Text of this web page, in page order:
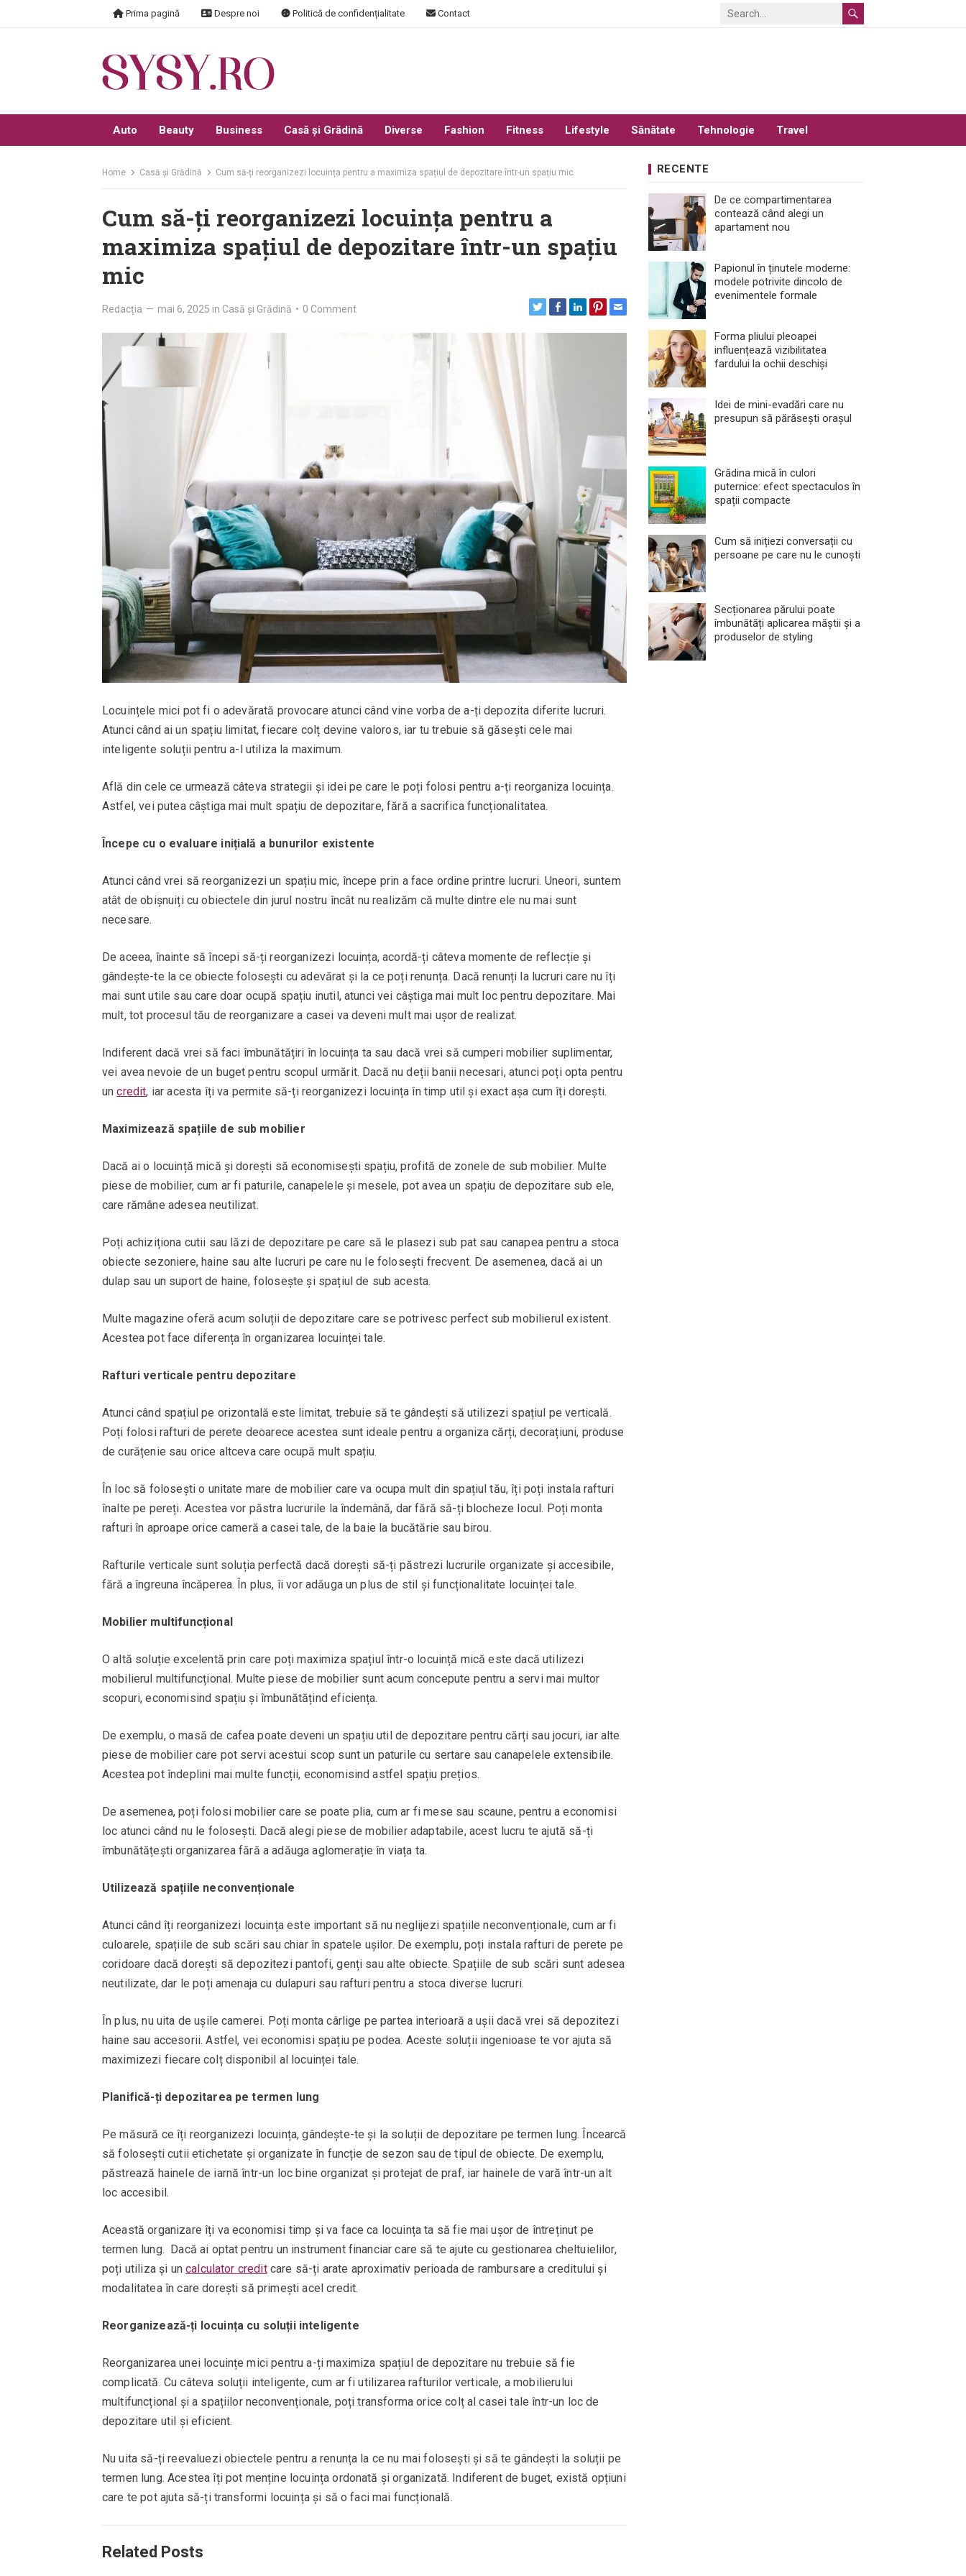
Prima pagină Despre noi Politică de confidențialitate Contact
Auto Beauty Business Casă și Grădină Diverse Fashion Fitness Lifestyle Sănătate Tehnologie Travel
Home Casă și Grădină Cum să-ți reorganizezi locuința pentru a maximiza spațiul de depozitare într-un spațiu mic
Cum să-ți reorganizezi locuința pentru a
maximiza spațiul de depozitare într-un spațiu
mic
Redacția — mai 6, 2025 in Casă și Grădină • 0 Comment
Locuințele mici pot fi o adevărată provocare atunci când vine vorba de a-ți depozita diferite lucruri.
Atunci când ai un spațiu limitat, fiecare colț devine valoros, iar tu trebuie să găsești cele mai
inteligente soluții pentru a-l utiliza la maximum.
Află din cele ce urmează câteva strategii și idei pe care le poți folosi pentru a-ți reorganiza locuința.
Astfel, vei putea câștiga mai mult spațiu de depozitare, fără a sacrifica funcționalitatea.
Începe cu o evaluare inițială a bunurilor existente
Atunci când vrei să reorganizezi un spațiu mic, începe prin a face ordine printre lucruri. Uneori, suntem
atât de obișnuiți cu obiectele din jurul nostru încât nu realizăm că multe dintre ele nu mai sunt
necesare.
De aceea, înainte să începi să-ți reorganizezi locuința, acordă-ți câteva momente de reflecție și
gândește-te la ce obiecte folosești cu adevărat și la ce poți renunța. Dacă renunți la lucruri care nu îți
mai sunt utile sau care doar ocupă spațiu inutil, atunci vei câștiga mai mult loc pentru depozitare. Mai
mult, tot procesul tău de reorganizare a casei va deveni mult mai ușor de realizat.
Indiferent dacă vrei să faci îmbunătățiri în locuința ta sau dacă vrei să cumperi mobilier suplimentar,
vei avea nevoie de un buget pentru scopul urmărit. Dacă nu deții banii necesari, atunci poți opta pentru
uncredit, iar acesta îți va permite să-ți reorganizezi locuința în timp util și exact așa cum îți dorești.
Maximizează spațiile de sub mobilier
Dacă ai o locuință mică și dorești să economisești spațiu, profită de zonele de sub mobilier. Multe
piese de mobilier, cum ar fi paturile, canapelele și mesele, pot avea un spațiu de depozitare sub ele,
care rămâne adesea neutilizat.
Poți achiziționa cutii sau lăzi de depozitare pe care să le plasezi sub pat sau canapea pentru a stoca
obiecte sezoniere, haine sau alte lucruri pe care nu le folosești frecvent. De asemenea, dacă ai un
dulap sau un suport de haine, folosește și spațiul de sub acesta.
Multe magazine oferă acum soluții de depozitare care se potrivesc perfect sub mobilierul existent.
Acestea pot face diferența în organizarea locuinței tale.
Rafturi verticale pentru depozitare
Atunci când spațiul pe orizontală este limitat, trebuie să te gândești să utilizezi spațiul pe verticală.
Poți folosi rafturi de perete deoarece acestea sunt ideale pentru a organiza cărți, decorațiuni, produse
de curățenie sau orice altceva care ocupă mult spațiu.
În loc să folosești o unitate mare de mobilier care va ocupa mult din spațiul tău, îți poți instala rafturi
înalte pe pereți. Acestea vor păstra lucrurile la îndemână, dar fără să-ți blocheze locul. Poți monta
rafturi în aproape orice cameră a casei tale, de la baie la bucătărie sau birou.
Rafturile verticale sunt soluția perfectă dacă dorești să-ți păstrezi lucrurile organizate și accesibile,
fără a îngreuna încăperea. În plus, îi vor adăuga un plus de stil și funcționalitate locuinței tale.
Mobilier multifuncțional
O altă soluție excelentă prin care poți maximiza spațiul într-o locuință mică este dacă utilizezi
mobilierul multifuncțional. Multe piese de mobilier sunt acum concepute pentru a servi mai multor
scopuri, economisind spațiu și îmbunătățind eficiența.
De exemplu, o masă de cafea poate deveni un spațiu util de depozitare pentru cărți sau jocuri, iar alte
piese de mobilier care pot servi acestui scop sunt un paturile cu sertare sau canapelele extensibile.
Acestea pot îndeplini mai multe funcții, economisind astfel spațiu prețios.
De asemenea, poți folosi mobilier care se poate plia, cum ar fi mese sau scaune, pentru a economisi
loc atunci când nu le folosești. Dacă alegi piese de mobilier adaptabile, acest lucru te ajută să-ți
îmbunătățești organizarea fără a adăuga aglomerație în viața ta.
Utilizează spațiile neconvenționale
Atunci când îți reorganizezi locuința este important să nu neglijezi spațiile neconvenționale, cum ar fi
culoarele, spațiile de sub scări sau chiar în spatele ușilor. De exemplu, poți instala rafturi de perete pe
coridoare dacă dorești să depozitezi pantofi, genți sau alte obiecte. Spațiile de sub scări sunt adesea
neutilizate, dar le poți amenaja cu dulapuri sau rafturi pentru a stoca diverse lucruri.
În plus, nu uita de ușile camerei. Poți monta cârlige pe partea interioară a ușii dacă vrei să depozitezi
haine sau accesorii. Astfel, vei economisi spațiu pe podea. Aceste soluții ingenioase te vor ajuta să
maximizezi fiecare colț disponibil al locuinței tale.
Planifică-ți depozitarea pe termen lung
Pe măsură ce îți reorganizezi locuința, gândește-te și la soluții de depozitare pe termen lung. Încearcă
să folosești cutii etichetate și organizate în funcție de sezon sau de tipul de obiecte. De exemplu,
păstrează hainele de iarnă într-un loc bine organizat și protejat de praf, iar hainele de vară într-un alt
loc accesibil.
Această organizare îți va economisi timp și va face ca locuința ta să fie mai ușor de întreținut pe
termen lung. Dacă ai optat pentru un instrument financiar care să te ajute cu gestionarea cheltuielilor,
poți utiliza și uncalculator creditcare să-ți arate aproximativ perioada de rambursare a creditului și
modalitatea în care dorești să primești acel credit.
Reorganizează-ți locuința cu soluții inteligente
Reorganizarea unei locuințe mici pentru a-ți maximiza spațiul de depozitare nu trebuie să fie
complicată. Cu câteva soluții inteligente, cum ar fi utilizarea rafturilor verticale, a mobilierului
multifuncțional și a spațiilor neconvenționale, poți transforma orice colț al casei tale într-un loc de
depozitare util și eficient.
Nu uita să-ți reevaluezi obiectele pentru a renunța la ce nu mai folosești și să te gândești la soluții pe
termen lung. Acestea îți pot menține locuința ordonată și organizată. Indiferent de buget, există opțiuni
care te pot ajuta să-ți transformi locuința și să o faci mai funcțională.
Related Posts
RECENTE
De ce compartimentarea
contează când alegi un
apartament nou
Papionul în ținutele moderne:
modele potrivite dincolo de
evenimentele formale
Forma pliului pleoapei
influențează vizibilitatea
fardului la ochii deschiși
Idei de mini-evadări care nu
presupun să părăsești orașul
Grădina mică în culori
puternice: efect spectaculos în
spații compacte
Cum să inițiezi conversații cu
persoane pe care nu le cunoști
Secționarea părului poate
îmbunătăți aplicarea măștii și a
produselor de styling